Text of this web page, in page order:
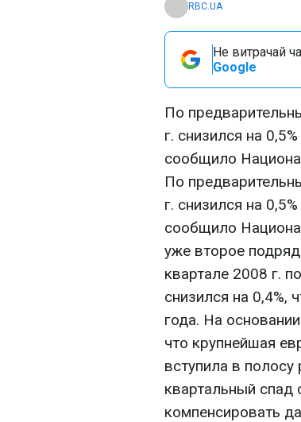
RBC.UA
Не витрачай
Google
По
г. снизился на
сообщило
По
г. снизился на
сообщило
уже второе
квартале 2008 г.
снизился на 0,4%,
года. На
что крупнейшая
вступила в
квартальный спад
компенсировать